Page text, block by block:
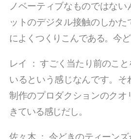
ノベーティブなものではな
ットのデジタル接触のしかた
によくつくりこんである。今ど
レイ ：すごく当たり前のこ
いるという感じなんです。そ
制作のプロダクションのクオ
きている感じだし。
佐々木： 今どきのティーン